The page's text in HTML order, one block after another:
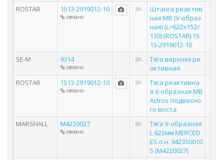
ROSTAR
1513-2919012-10
связано
Штанга реактив
ная MB (V-образ
ная) (L=622x152/
130) (ROSTAR) 15
13-2919012-10
SE-M
9314
связано
Тяга верхняя ре
активная
ROSTAR
1513-2919012-10
связано
Тяга реактивна
я V-образная MB
Actros подвесно
го моста
MARSHALL
M4220027
связано
Тяга V-образная
L 622мм MERCED
ES о.н. 942350010
5 (M4220027)